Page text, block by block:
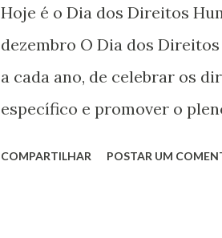
Hoje é o Dia dos Direitos
dezembro O Dia dos
a cada ano, de celebrar os
específico e promover o
COMPARTILHAR POSTAR UM